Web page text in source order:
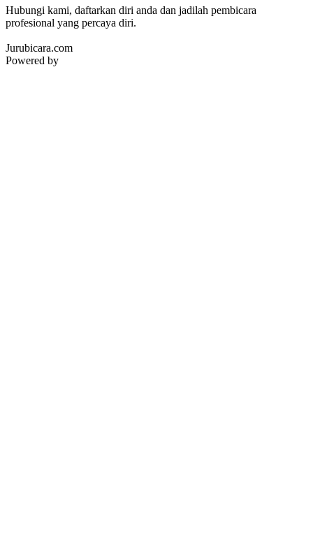
Hubungi kami, daftarkan diri anda dan jadilah pembicara
profesional yang percaya diri.
Jurubicara.com
Powered by